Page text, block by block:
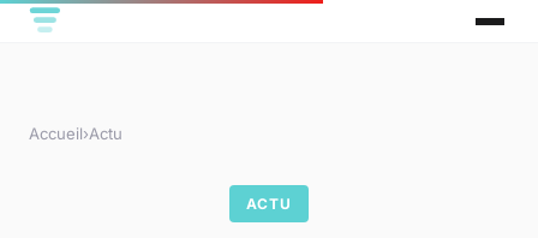
Accueil›Actu
ACTU